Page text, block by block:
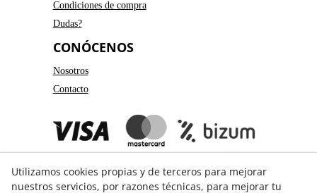
Condiciones de compra
Dudas?
CONÓCENOS
Nosotros
Contacto
Utilizamos cookies propias y de terceros para mejorar
nuestros servicios, por razones técnicas, para mejorar tu